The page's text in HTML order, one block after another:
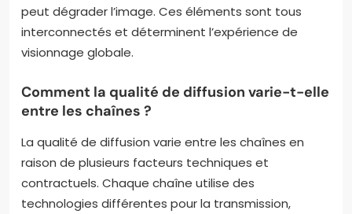
peut dégrader l’image. Ces éléments sont tous
interconnectés et déterminent l’expérience de
visionnage globale.
Comment la qualité de diffusion varie-t-elle
entre les chaînes ?
La qualité de diffusion varie entre les chaînes en
raison de plusieurs facteurs techniques et
contractuels. Chaque chaîne utilise des
technologies différentes pour la transmission,